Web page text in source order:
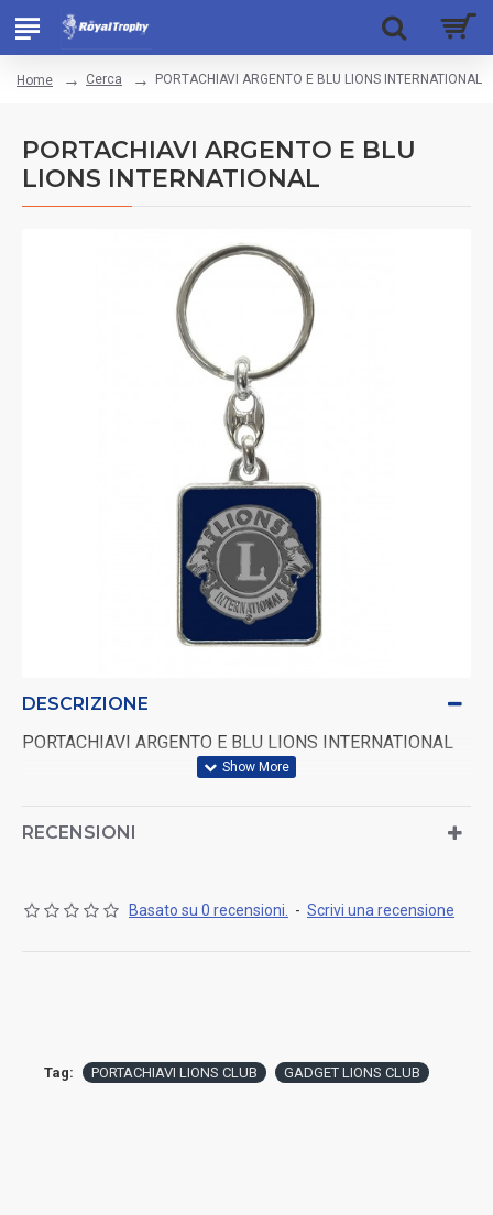
Home Cerca PORTACHIAVI ARGENTO E BLU LIONS INTERNATIONAL
PORTACHIAVI ARGENTO E BLU
LIONS INTERNATIONAL
DESCRIZIONE
PORTACHIAVI ARGENTO E BLU LIONS INTERNATIONAL
RECENSIONI
Basato su 0 recensioni. - Scrivi una recensione
Tag: PORTACHIAVI LIONS CLUB GADGET LIONS CLUB